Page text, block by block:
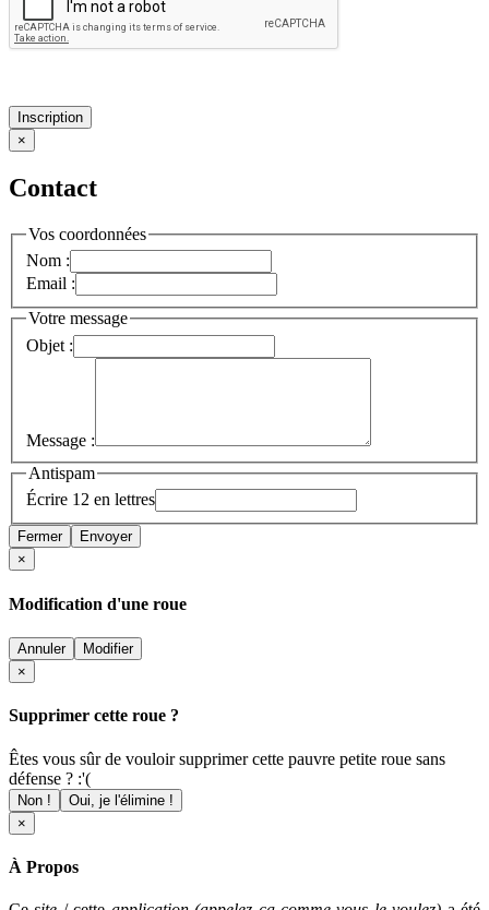
Inscription
×
Contact
Vos coordonnées
Nom :
Email :
Votre message
Objet :
Message :
Antispam
Écrire 12 en lettres
Fermer
Envoyer
×
Modification d'une roue
Annuler
Modifier
×
Supprimer cette roue ?
Êtes vous sûr de vouloir supprimer cette pauvre petite roue sans
défense ? :'(
Non !
Oui, je l'élimine !
×
À Propos